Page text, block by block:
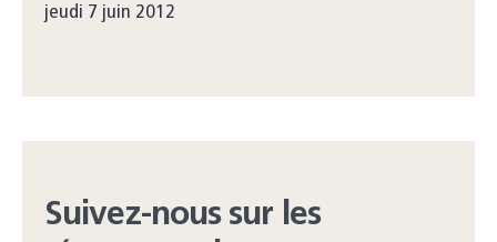
jeudi 7 juin 2012
Suivez-nous sur les